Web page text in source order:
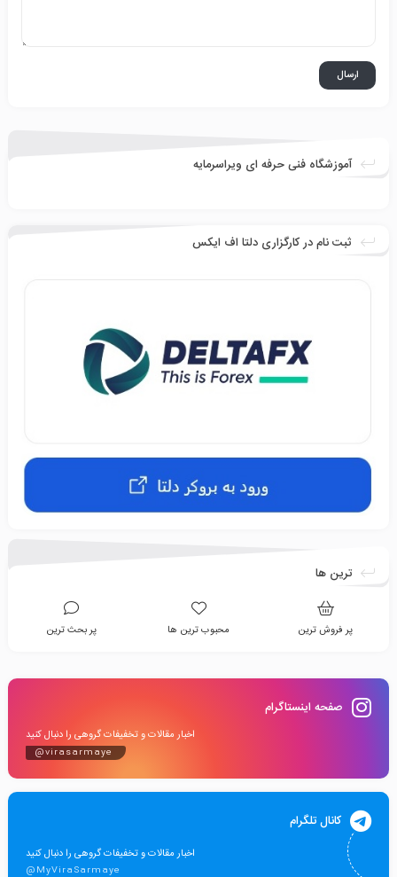
آموزشگاه فنی حرفه ای ویراسرمایه
ثبت نام در کارگزاری دلتا اف ایکس
ترین ها
پر فروش ترین محبوب ترین ها پر بحث ترین
صفحه اینستاگرام
اخبار مقالات و تخفیفات گروهی را دنبال کنید
@virasarmaye
کانال تلگرام
اخبار مقالات و تخفیفات گروهی را دنبال کنید
@MyViraSarmaye